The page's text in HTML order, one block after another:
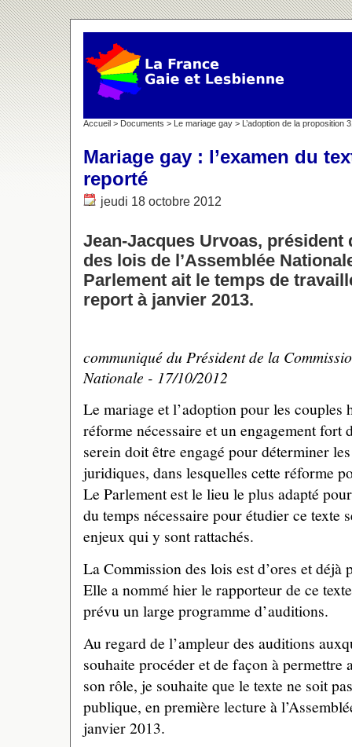
Accueil > Documents > Le mariage gay > L’adoption de la proposition
Mariage gay : l’examen du
reporté
jeudi 18 octobre 2012
Jean-Jacques Urvoas, président
des lois de l’Assemblée
Parlement ait le temps de
report à janvier 2013.
communiqué du Président de la
Nationale - 17/10/2012
Le mariage et l’adoption pour les couples
réforme nécessaire et un engagement fort
serein doit être engagé pour déterminer
juridiques, dans lesquelles cette réforme
Le Parlement est le lieu le plus adapté
du temps nécessaire pour étudier ce texte
enjeux qui y sont rattachés.
La Commission des lois est d’ores et
Elle a nommé hier le rapporteur de ce
prévu un large programme d’auditions.
Au regard de l’ampleur des auditions
souhaite procéder et de façon à permettre
son rôle, je souhaite que le texte ne soit
publique, en première lecture à
janvier 2013.